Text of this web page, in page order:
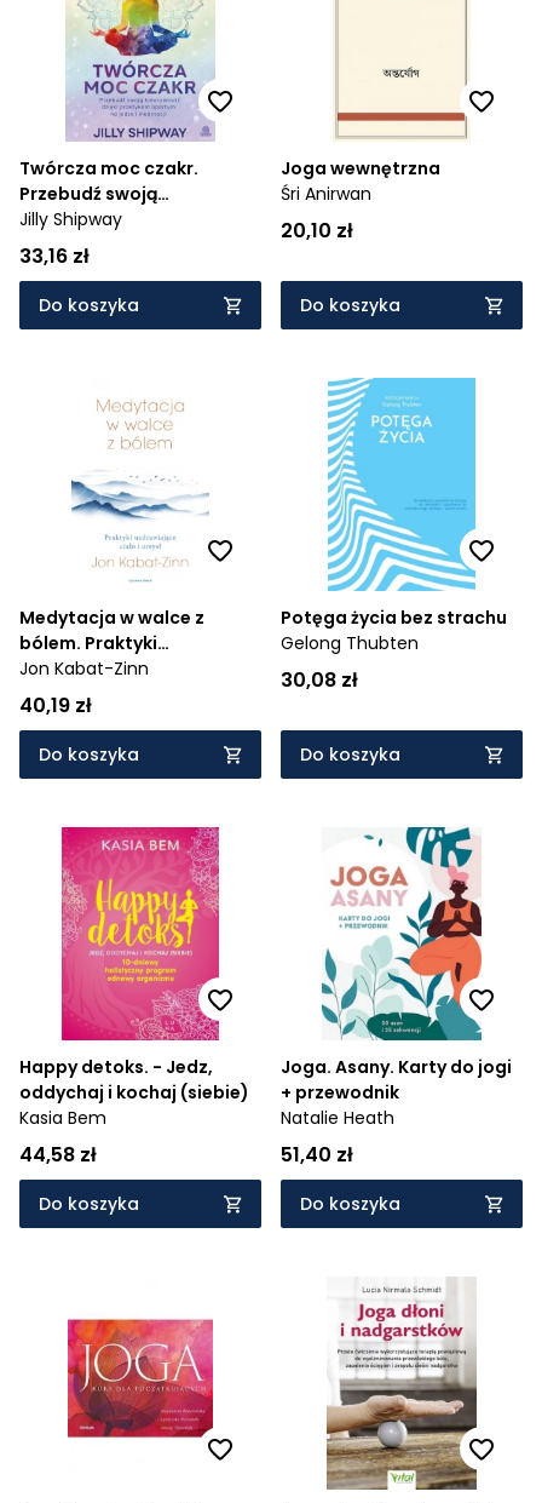
Twórcza moc czakr.
Przebudź swoją
kreatywność dzięki
praktykom opartym na
jodze i medytacji
Jilly Shipway
33,16 zł
Do koszyka
Joga wewnętrzna
Śri Anirwan
20,10 zł
Do koszyka
Medytacja w walce z
bólem. Praktyki
uzdrawiające ciało i umysł
Jon Kabat-Zinn
40,19 zł
Do koszyka
Potęga życia bez strachu
Gelong Thubten
30,08 zł
Do koszyka
Happy detoks. - Jedz,
oddychaj i kochaj (siebie)
Kasia Bem
44,58 zł
Do koszyka
Joga. Asany. Karty do jogi
+ przewodnik
Natalie Heath
51,40 zł
Do koszyka